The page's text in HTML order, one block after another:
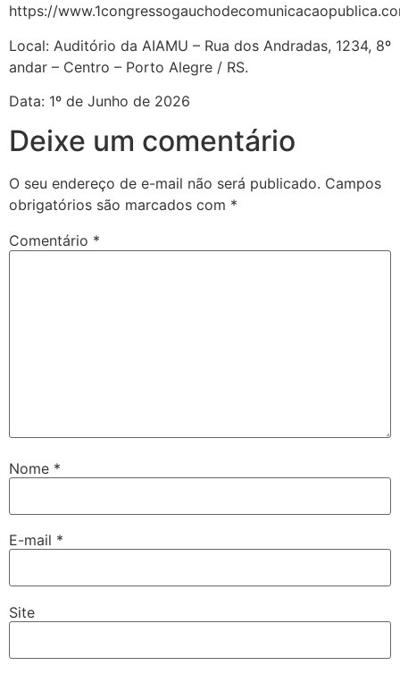
https://
Local: Auditório da AIAMU – Rua dos Andradas, 1234, 8º
andar – Centro – Porto Alegre / RS.
Data: 1º de Junho de 2026
Deixe um comentário
O seu endereço de e-mail não será publicado. Campos
obrigatórios são marcados com *
Comentário *
Nome *
E-mail *
Site